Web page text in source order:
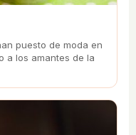
puesto de moda en
a los amantes de la